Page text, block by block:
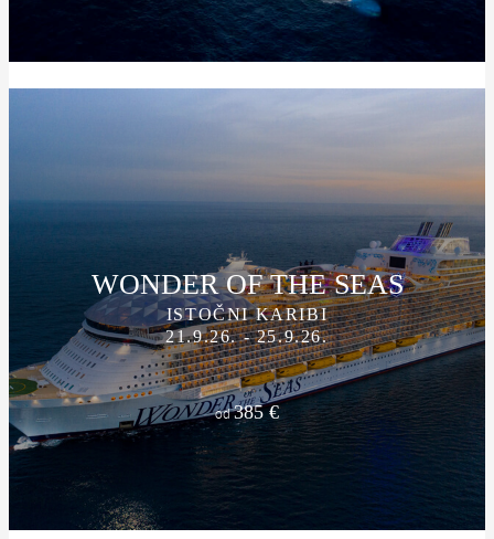
WONDER OF THE SEAS
ISTOČNI KARIBI
21.9.26. - 25.9.26.
od385 €